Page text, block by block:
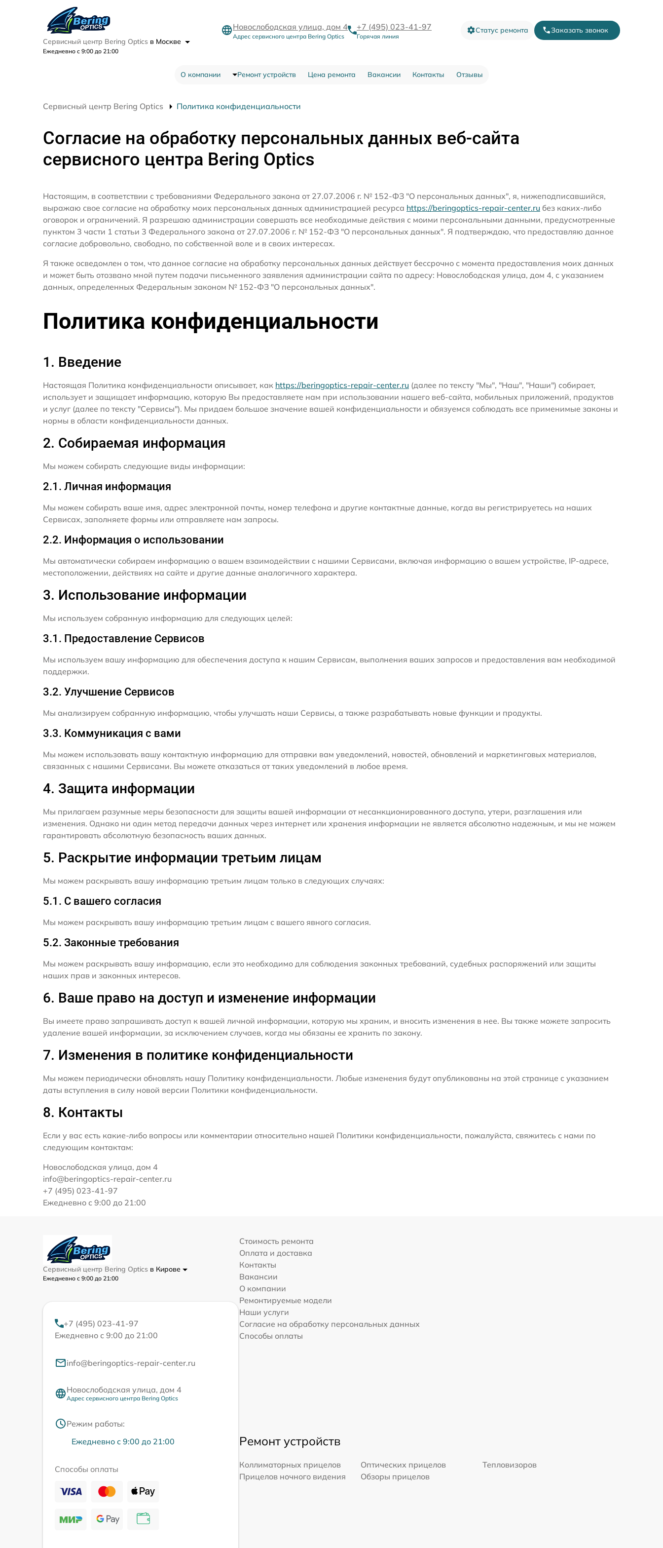
Сервисный центр Bering Optics в Москве
Ежедневно с 9:00 до 21:00
Новослободская улица, дом 4
Адрес сервисного центра Bering Optics
+7 (495) 023-41-97
Горячая линия
Статус ремонта Заказать звонок
О компании Ремонт устройств Цена ремонта Вакансии Контакты Отзывы
Сервисный центр Bering Optics Политика конфиденциальности
Согласие на обработку персональных данных веб-сайта
сервисного центра Bering Optics
Настоящим, в соответствии с требованиями Федерального закона от 27.07.2006 г. № 152-ФЗ "О персональных данных", я, нижеподписавшийся,
выражаю свое согласие на обработку моих персональных данных администрацией ресурса https://beringoptics-repair-center.ru без каких-либо
оговорок и ограничений. Я разрешаю администрации совершать все необходимые действия с моими персональными данными, предусмотренные
пунктом 3 части 1 статьи 3 Федерального закона от 27.07.2006 г. № 152-ФЗ "О персональных данных". Я подтверждаю, что предоставляю данное
согласие добровольно, свободно, по собственной воле и в своих интересах.
Я также осведомлен о том, что данное согласие на обработку персональных данных действует бессрочно с момента предоставления моих данных
и может быть отозвано мной путем подачи письменного заявления администрации сайта по адресу: Новослободская улица, дом 4, с указанием
данных, определенных Федеральным законом № 152-ФЗ "О персональных данных".
Политика конфиденциальности
1. Введение
Настоящая Политика конфиденциальности описывает, как https://beringoptics-repair-center.ru (далее по тексту "Мы", "Наш", "Наши") собирает,
использует и защищает информацию, которую Вы предоставляете нам при использовании нашего веб-сайта, мобильных приложений, продуктов
и услуг (далее по тексту "Сервисы"). Мы придаем большое значение вашей конфиденциальности и обязуемся соблюдать все применимые законы и
нормы в области конфиденциальности данных.
2. Собираемая информация
Мы можем собирать следующие виды информации:
2.1. Личная информация
Мы можем собирать ваше имя, адрес электронной почты, номер телефона и другие контактные данные, когда вы регистрируетесь на наших
Сервисах, заполняете формы или отправляете нам запросы.
2.2. Информация о использовании
Мы автоматически собираем информацию о вашем взаимодействии с нашими Сервисами, включая информацию о вашем устройстве, IP-адресе,
местоположении, действиях на сайте и другие данные аналогичного характера.
3. Использование информации
Мы используем собранную информацию для следующих целей:
3.1. Предоставление Сервисов
Мы используем вашу информацию для обеспечения доступа к нашим Сервисам, выполнения ваших запросов и предоставления вам необходимой
поддержки.
3.2. Улучшение Сервисов
Мы анализируем собранную информацию, чтобы улучшать наши Сервисы, а также разрабатывать новые функции и продукты.
3.3. Коммуникация с вами
Мы можем использовать вашу контактную информацию для отправки вам уведомлений, новостей, обновлений и маркетинговых материалов,
связанных с нашими Сервисами. Вы можете отказаться от таких уведомлений в любое время.
4. Защита информации
Мы прилагаем разумные меры безопасности для защиты вашей информации от несанкционированного доступа, утери, разглашения или
изменения. Однако ни один метод передачи данных через интернет или хранения информации не является абсолютно надежным, и мы не можем
гарантировать абсолютную безопасность ваших данных.
5. Раскрытие информации третьим лицам
Мы можем раскрывать вашу информацию третьим лицам только в следующих случаях:
5.1. С вашего согласия
Мы можем раскрывать вашу информацию третьим лицам с вашего явного согласия.
5.2. Законные требования
Мы можем раскрывать вашу информацию, если это необходимо для соблюдения законных требований, судебных распоряжений или защиты
наших прав и законных интересов.
6. Ваше право на доступ и изменение информации
Вы имеете право запрашивать доступ к вашей личной информации, которую мы храним, и вносить изменения в нее. Вы также можете запросить
удаление вашей информации, за исключением случаев, когда мы обязаны ее хранить по закону.
7. Изменения в политике конфиденциальности
Мы можем периодически обновлять нашу Политику конфиденциальности. Любые изменения будут опубликованы на этой странице с указанием
даты вступления в силу новой версии Политики конфиденциальности.
8. Контакты
Если у вас есть какие-либо вопросы или комментарии относительно нашей Политики конфиденциальности, пожалуйста, свяжитесь с нами по
следующим контактам:
Новослободская улица, дом 4
info@beringoptics-repair-center.ru
+7 (495) 023-41-97
Ежедневно с 9:00 до 21:00
Сервисный центр Bering Optics в Кирове
Ежедневно с 9:00 до 21:00
+7 (495) 023-41-97
Ежедневно с 9:00 до 21:00
info@beringoptics-repair-center.ru
Новослободская улица, дом 4
Адрес сервисного центра Bering Optics
Режим работы:
Ежедневно с 9:00 до 21:00
Способы оплаты
Стоимость ремонта
Оплата и доставка
Контакты
Вакансии
О компании
Ремонтируемые модели
Наши услуги
Согласие на обработку персональных данных
Способы оплаты
Ремонт устройств
Коллиматорных прицелов Оптических прицелов
Тепловизоров
Прицелов ночного видения
Обзоры прицелов